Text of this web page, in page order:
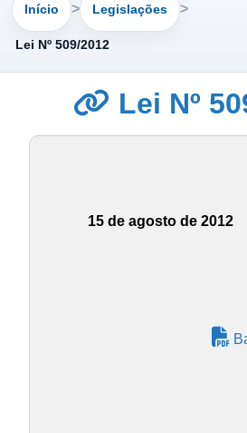
Início Legislações
Lei Nº 509/2012
Lei Nº
15 de agosto de 2012